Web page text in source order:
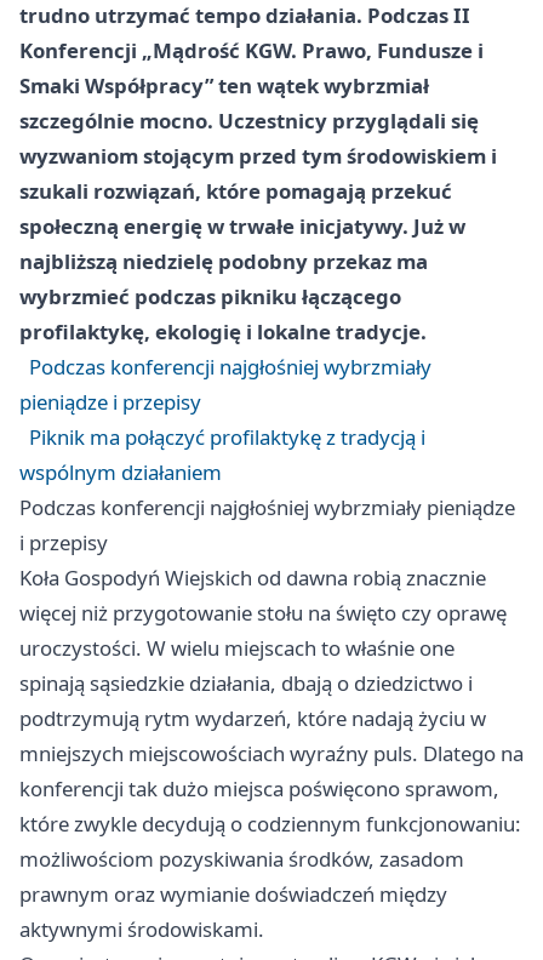
trudno utrzymać tempo działania. Podczas II
Konferencji „Mądrość KGW. Prawo, Fundusze i
Smaki Współpracy” ten wątek wybrzmiał
szczególnie mocno. Uczestnicy przyglądali się
wyzwaniom stojącym przed tym środowiskiem i
szukali rozwiązań, które pomagają przekuć
społeczną energię w trwałe inicjatywy. Już w
najbliższą niedzielę podobny przekaz ma
wybrzmieć podczas pikniku łączącego
profilaktykę, ekologię i lokalne tradycje.
Podczas konferencji najgłośniej wybrzmiały
pieniądze i przepisy
Piknik ma połączyć profilaktykę z tradycją i
wspólnym działaniem
Podczas konferencji najgłośniej wybrzmiały pieniądze
i przepisy
Koła Gospodyń Wiejskich od dawna robią znacznie
więcej niż przygotowanie stołu na święto czy oprawę
uroczystości. W wielu miejscach to właśnie one
spinają sąsiedzkie działania, dbają o dziedzictwo i
podtrzymują rytm wydarzeń, które nadają życiu w
mniejszych miejscowościach wyraźny puls. Dlatego na
konferencji tak dużo miejsca poświęcono sprawom,
które zwykle decydują o codziennym funkcjonowaniu:
możliwościom pozyskiwania środków, zasadom
prawnym oraz wymianie doświadczeń między
aktywnymi środowiskami.